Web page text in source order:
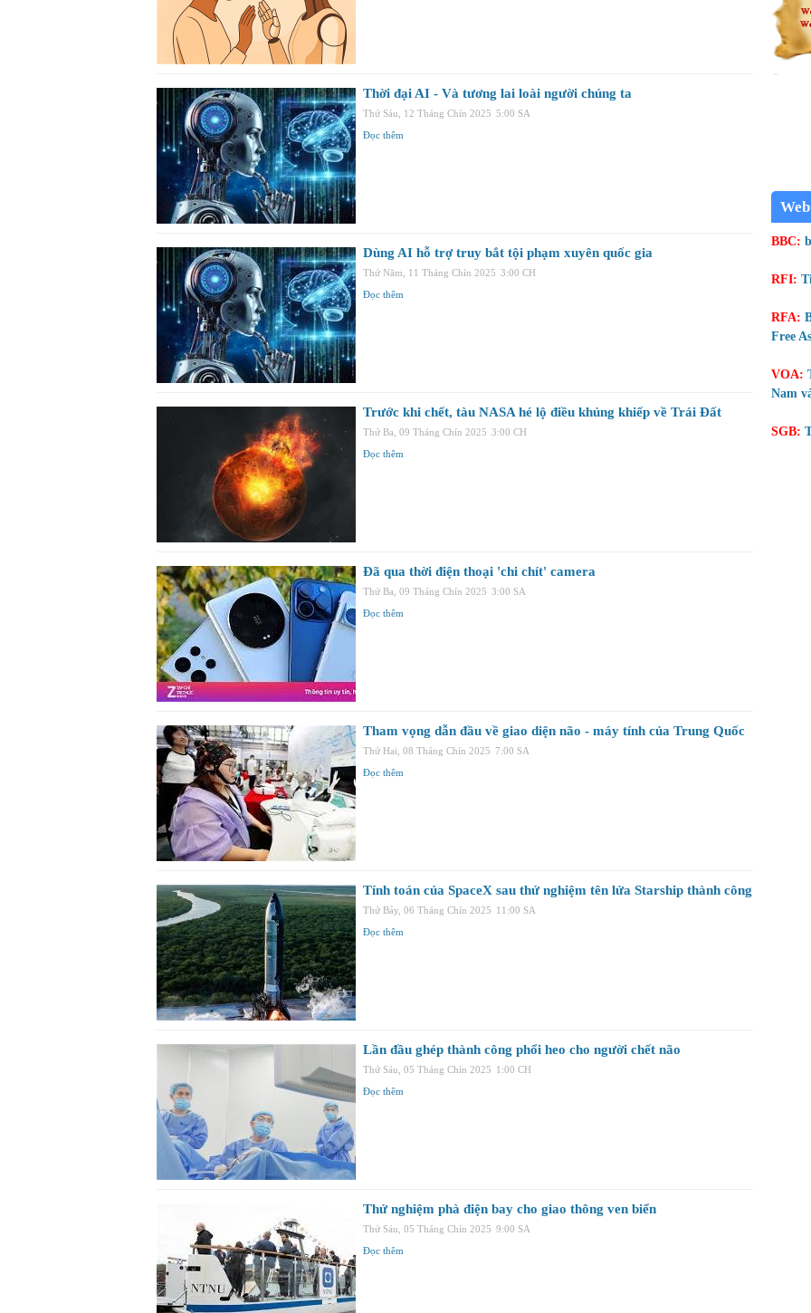
Thời đại AI - Và tương lai loài người chúng ta
Thứ Sáu, 12 Tháng Chín 2025 5:00 SA
Đọc thêm
Dùng AI hỗ trợ truy bắt tội phạm xuyên quốc gia
Thứ Năm, 11 Tháng Chín 2025 3:00 CH
Đọc thêm
Trước khi chết, tàu NASA hé lộ điều khủng khiếp về Trái Đất
Thứ Ba, 09 Tháng Chín 2025 3:00 CH
Đọc thêm
Đã qua thời điện thoại 'chi chít' camera
Thứ Ba, 09 Tháng Chín 2025 3:00 SA
Đọc thêm
Tham vọng dẫn đầu về giao diện não - máy tính của Trung Quốc
Thứ Hai, 08 Tháng Chín 2025 7:00 SA
Đọc thêm
Tính toán của SpaceX sau thử nghiệm tên lửa Starship thành công
Thứ Bảy, 06 Tháng Chín 2025 11:00 SA
Đọc thêm
Lần đầu ghép thành công phổi heo cho người chết não
Thứ Sáu, 05 Tháng Chín 2025 1:00 CH
Đọc thêm
Thử nghiệm phà điện bay cho giao thông ven biển
Thứ Sáu, 05 Tháng Chín 2025 9:00 SA
Đọc thêm
BBC:
RFI:
RFA:
Free
VOA:
Nam
SGB: